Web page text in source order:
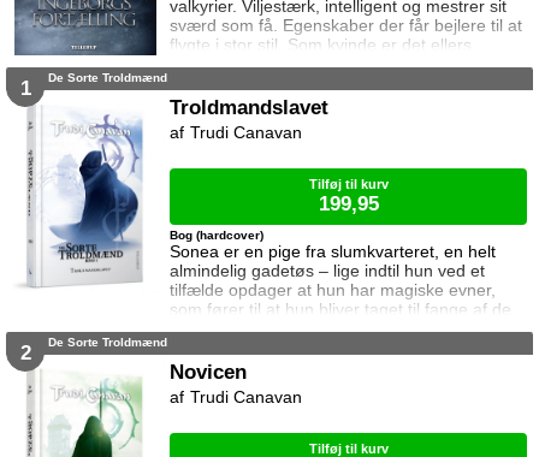
valkyrier. Viljestærk, intelligent og mestrer sit
sværd som få. Egenskaber der får bejlere til at
flygte i stor stil. Som kvinde er det ellers
hendes pligt at sikre sin familie gennem en
men her fejler hun igen og igen. Lige indtil den
Ham der kommer til at betyde alt. Ham det får
1 De Sorte Troldmænd
Troldmandslavet
Sonea er en pige fra slumkvarteret, en helt
almindelig gadetøs – lige indtil hun ved et
tilfælde opdager at hun har magiske evner,
som fører til at hun bliver taget til fange af de
sorte troldmænd. Men enkelte sorte
optagelse i troldmandslavet på den værst
ensom og savner slumkvarteret, men ingen
Bog (hardcover)
Trudi Canavan
Tilføj til kurv
199,95
2 De Sorte Troldmænd
Novicen
Trudi Canavan
Tilføj til kurv